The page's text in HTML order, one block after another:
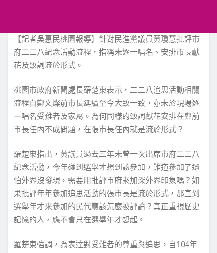
【記者吳惠民桃園報導】針對民進黨議員黃瓊慧批評市
府二二八紀念活動流程，指稱未逐一唱名、安排市長獻
花及致詞流於形式。
桃園市政府新聞處長羅楚東表示，二二八追思活動相關
流程自鄭文燦前市長延續至今大致一致，亦未於現場逐
一唱名受難者及家屬。為何同樣的致詞獻花安排在鄭前
市長任內不成問題，在張市長任內就是流於形式？
羅楚東指出，黃議員過去三年未曾一次出席市府二二八
紀念活動，今年碰到選舉才想到該參加，難道參加了還
怕外界沒發現，需要用批評市府來加深外界印象嗎？如
果批評年年參加追思活動的張市長是流於形式，那直到
選舉年才來參加的民代應該怎麼被評論？真正重視歷史
記憶的人，應不會只在選舉年才想起。
羅楚東強調，為表達對受難者的尊重與追思，自104年